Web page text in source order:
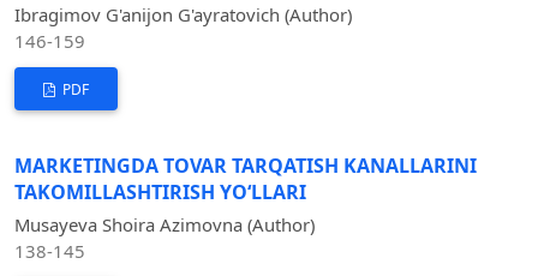
Ibragimov G'anijon G'ayratovich (Author)
146-159
PDF
MARKETINGDA TOVAR TARQATISH KANALLARINI
TAKOMILLASHTIRISH YO‘LLARI
Musayeva Shoira Azimovna (Author)
138-145